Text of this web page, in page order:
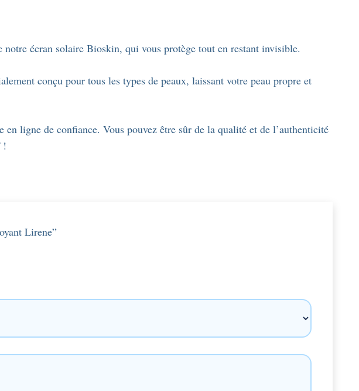
écran solaire Bioskin, qui vous protège tout en restant invisible.
conçu pour tous les types de peaux, laissant votre peau propre et
ligne de confiance. Vous pouvez être sûr de la qualité et de l’authenticité
!
Lirene”